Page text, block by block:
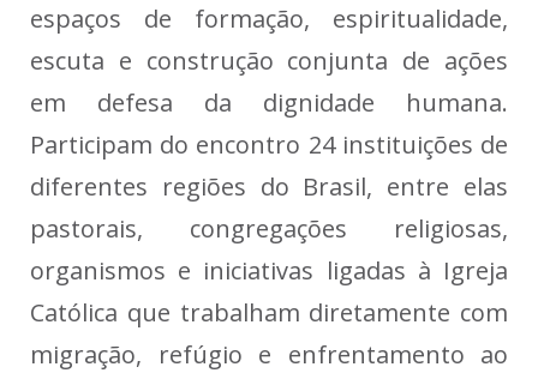
espaços de formação, espiritualidade,
escuta e construção conjunta de ações
em defesa da dignidade humana.
Participam do encontro 24 instituições de
diferentes regiões do Brasil, entre elas
pastorais, congregações religiosas,
organismos e iniciativas ligadas à Igreja
Católica que trabalham diretamente com
migração, refúgio e enfrentamento ao